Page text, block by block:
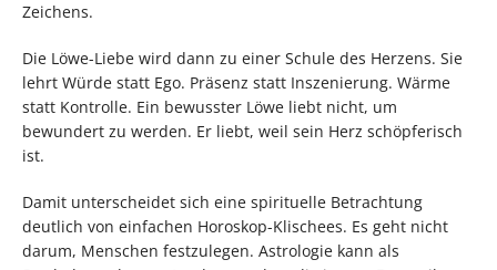
Zeichens.
Die Löwe-Liebe wird dann zu einer Schule des Herzens. Sie
lehrt Würde statt Ego. Präsenz statt Inszenierung. Wärme
statt Kontrolle. Ein bewusster Löwe liebt nicht, um
bewundert zu werden. Er liebt, weil sein Herz schöpferisch
ist.
Damit unterscheidet sich eine spirituelle Betrachtung
deutlich von einfachen Horoskop-Klischees. Es geht nicht
darum, Menschen festzulegen. Astrologie kann als